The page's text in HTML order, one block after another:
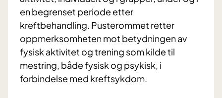
en begrenset periode etter
kreftbehandling. Pusterommet retter
oppmerksomheten mot betydningen av
fysisk aktivitet og trening som kilde til
mestring, både fysisk og psykisk, i
forbindelse med kreftsykdom.